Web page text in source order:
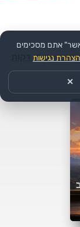
שתי דקות
אתם מסכימים
הצהרת נגישות
✕